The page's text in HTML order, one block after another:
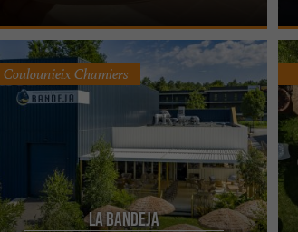
La Bandeja
Coulounieix Chamiers